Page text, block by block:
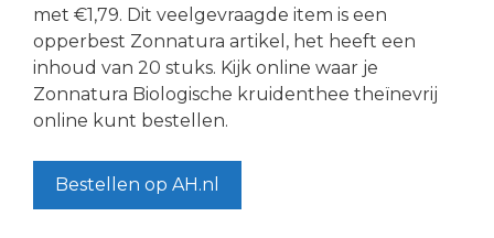
met €1,79. Dit veelgevraagde item is een
opperbest Zonnatura artikel, het heeft een
inhoud van 20 stuks. Kijk online waar je
Zonnatura Biologische kruidenthee theïnevrij
online kunt bestellen.
Bestellen op AH.nl